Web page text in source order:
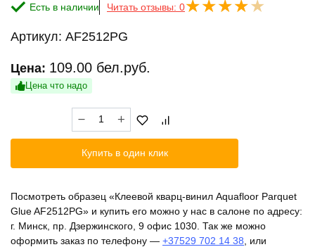
Есть в наличии Читать отзывы: 0
Артикул: AF2512PG
Цена: 109.00 бел.руб.
Цена что надо
Количество
товара
кварц-
Parquet
Glue
AF2512PG
Купить в один клик
Посмотреть образец «Клеевой кварц-винил Aquafloor Parquet
Glue AF2512PG» и купить его можно у нас в салоне по адресу:
г. Минск, пр. Дзержинского, 9 офис 1030. Так же можно
оформить заказ по телефону — +37529 702 14 38 , или